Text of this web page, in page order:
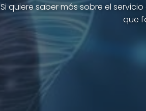
Si quiere saber más sobre el
que